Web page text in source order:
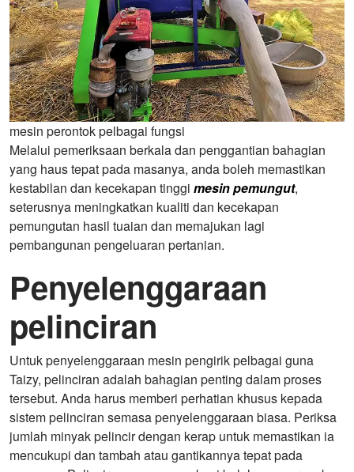
mesin perontok pelbagai fungsi
Melalui pemeriksaan berkala dan penggantian bahagian
yang haus tepat pada masanya, anda boleh memastikan
kestabilan dan kecekapan tinggi mesin pemungut,
seterusnya meningkatkan kualiti dan kecekapan
pemungutan hasil tuaian dan memajukan lagi
pembangunan pengeluaran pertanian.
Penyelenggaraan
pelinciran
Untuk penyelenggaraan mesin pengirik pelbagai guna
Taizy, pelinciran adalah bahagian penting dalam proses
tersebut. Anda harus memberi perhatian khusus kepada
sistem pelinciran semasa penyelenggaraan biasa. Periksa
jumlah minyak pelincir dengan kerap untuk memastikan ia
mencukupi dan tambah atau gantikannya tepat pada